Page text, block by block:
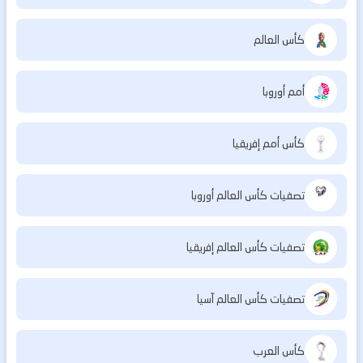
كأس العالم
أمم أوروبا
كأس أمم إفريقيا
تصفيات كأس العالم أوروبا
تصفيات كأس العالم إفريقيا
تصفيات كأس العالم آسيا
كأس العرب